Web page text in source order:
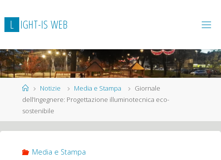
L IGHT-IS WEB
HomeNotizie Media e Stampa
Giornale
dell’Ingegnere: Progettazione illuminotecnica eco-
sostenibile
Media e Stampa